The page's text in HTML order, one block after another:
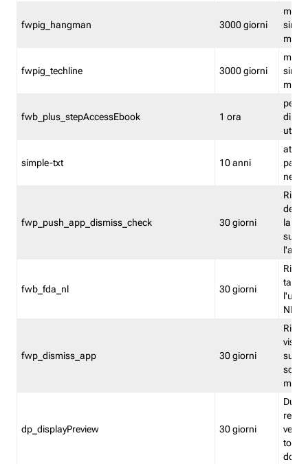
fwpig_hangman 3000 giorni
fwpig_techline 3000 giorni
fwb_plus_stepAccessEbook 1 ora
di un
simple-txt 10 anni
attiva
fwp_push_app_dismiss_check 30 giorni
la
fwb_fda_nl 30 giorni
NL
fwp_dismiss_app 30 giorni
visto
dp_displayPreview 30 giorni
torna
dopo